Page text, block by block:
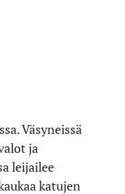
Väsyneissä
ja
leijailee
katujen